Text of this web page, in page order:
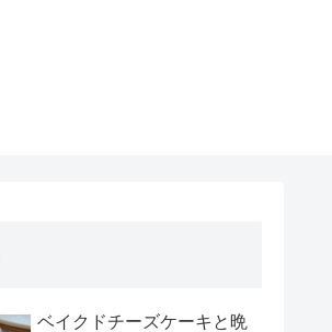
ベイクドチーズケーキと晩